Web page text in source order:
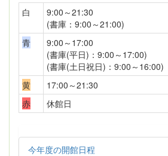
白
9:00～21:30
(書庫：9:00～21:00)
青
9:00～17:00
(書庫(平日)：9:00～17:00)
(書庫(土日祝日)：9:00～16:00)
黄
17:00～21:30
赤
休館日
今年度の開館日程